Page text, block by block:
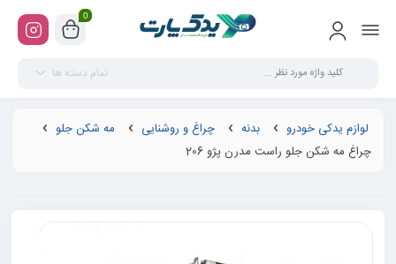
0
تمام دسته ها
لوازم یدکی خودرو بدنه چراغ و روشنایی
مه شکن جلو
چراغ مه شکن جلو راست مدرن پژو 206